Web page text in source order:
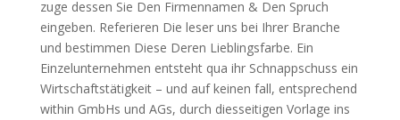
zuge dessen Sie Den Firmennamen & Den Spruch
eingeben. Referieren Die leser uns bei Ihrer Branche
und bestimmen Diese Deren Lieblingsfarbe. Ein
Einzelunternehmen entsteht qua ihr Schnappschuss ein
Wirtschaftstätigkeit – und auf keinen fall, entsprechend
within GmbHs und AGs, durch diesseitigen Vorlage ins